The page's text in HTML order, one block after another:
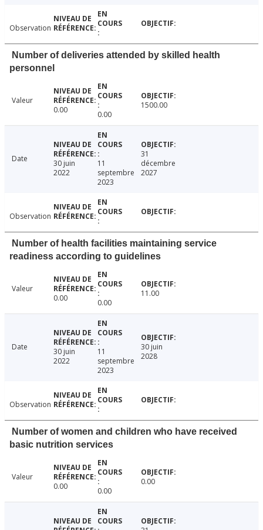
Observation
Number of deliveries attended by skilled health
personnel
Valeur
0.00
0.00
1500.00
Date
30 juin
2022
11
septembre
2023
31
décembre
2027
Observation
Number of health facilities maintaining service
readiness according to guidelines
Valeur
0.00
0.00
11.00
Date
30 juin
2022
11
septembre
2023
30 juin
2028
Observation
Number of women and children who have received
basic nutrition services
Valeur
0.00
0.00
0.00